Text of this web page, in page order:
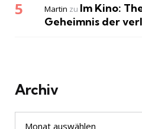
Martin zu Im Kino:
Geheimnis der
Archiv
Archiv